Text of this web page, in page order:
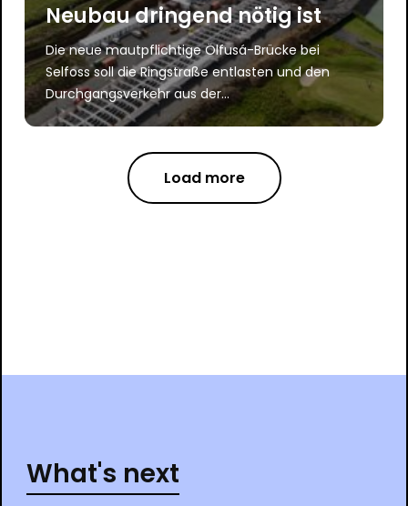
Neubau dringend nötig ist
Die neue mautpflichtige Ölfusá-Brücke bei
Selfoss soll die Ringstraße entlasten und den
Durchgangsverkehr aus der...
Load more
What's next